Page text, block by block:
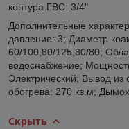
контура ГВС: 3/4"
Дополнительные
давление: 3; Диаметр
60/100,80/125,80/80;
водоснабжение;
Электрический; Вывод
обогрева: 270 кв.м;
Скрыть